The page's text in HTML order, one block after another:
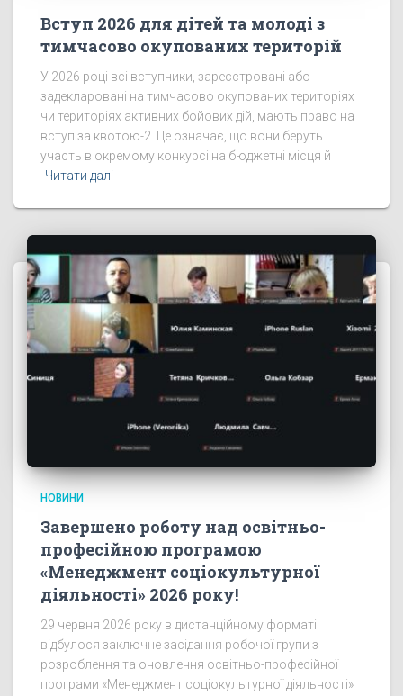
Вступ 2026 для дітей та молоді з
тимчасово окупованих територій
У 2026 році всі вступники, зареєстровані або
задекларовані на тимчасово окупованих територіях
чи територіях активних бойових дій, мають право на
вступ за квотою-2. Це означає, що вони беруть
участь в окремому конкурсі на бюджетні місця й
Читати далі
НОВИНИ
Завершено роботу над освітньо-
професійною програмою
«Менеджмент соціокультурної
діяльності» 2026 року!
29 червня 2026 року в дистанційному форматі
відбулося заключне засідання робочої групи з
розроблення та оновлення освітньо-професійної
програми «Менеджмент соціокультурної діяльності»